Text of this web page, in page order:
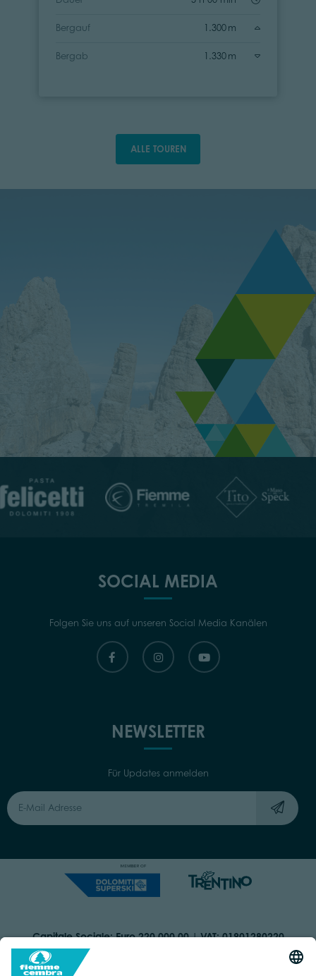
Bergauf 1.300 m
Bergab 1.330 m
ALLE TOUREN
SOCIAL MEDIA
Folgen Sie uns auf unseren Social Media Kanälen
NEWSLETTER
Für Updates anmelden
Capitale Sociale: Euro 220.000,00 | VAT: 01901280220
COOKIES IMPRINT
ORGANIZZAZIONE TRASPARENTE